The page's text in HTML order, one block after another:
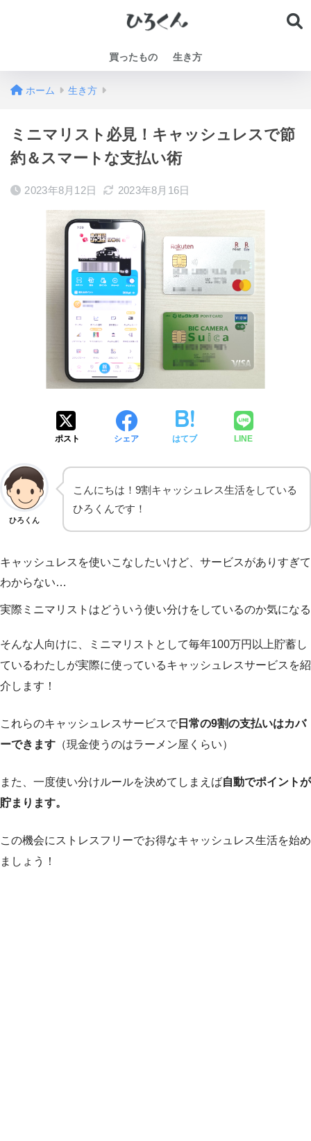
買ったもの 生き方
ホーム 生き方
ミニマリスト必見！キャッシュレスで節
約＆スマートな支払い術
2023年8月12日 2023年8月16日
ポスト シェア はてブ LINE
ひろくん
こんにちは！9割キャッシュレス生活をしている
ひろくんです！
キャッシュレスを使いこなしたいけど、サービスがありすぎて
わからない…
実際ミニマリストはどういう使い分けをしているのか気になる
そんな人向けに、ミニマリストとして毎年100万円以上貯蓄し
ているわたしが実際に使っているキャッシュレスサービスを紹
介します！
これらのキャッシュレスサービスで 日常の9割の支払いはカバ
ーできます （現金使うのはラーメン屋くらい）
また、一度使い分けルールを決めてしまえば自動でポイントが
貯まります。
この機会にストレスフリーでお得なキャッシュレス生活を始め
ましょう！